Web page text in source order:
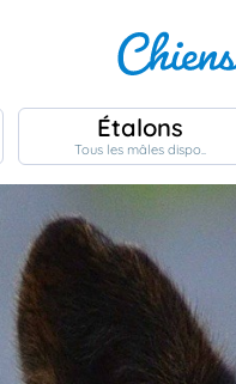
Étalons
Tous les mâles dispo..